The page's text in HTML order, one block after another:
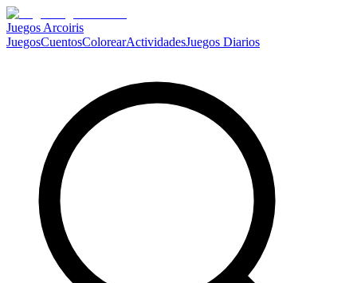
Juegos Arcoiris
JuegosCuentosColorearActividadesJuegos Diarios